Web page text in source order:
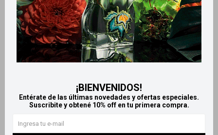
¡BIENVENIDOS!
Entérate de las últimas novedades y ofertas especiales.
Suscribite y obtené 10% off en tu primera compra.